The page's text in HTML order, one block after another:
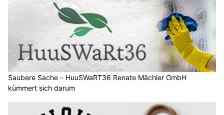
Saubere Sache – HuuSWaRT36 Renate Mächler GmbH
kümmert sich darum